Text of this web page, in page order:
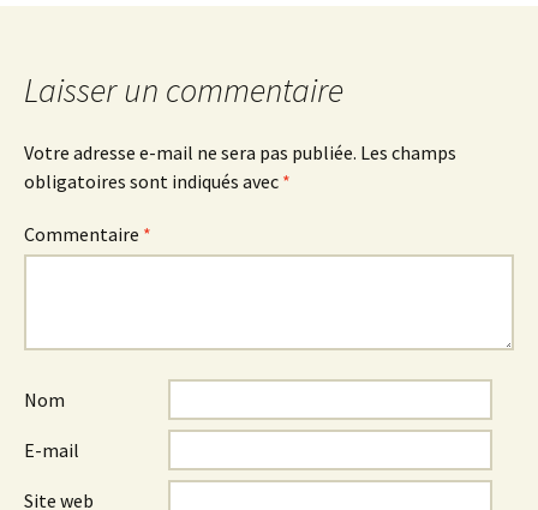
des
articles
Laisser un commentaire
Votre adresse e-mail ne sera pas publiée. Les champs
obligatoires sont indiqués avec *
Commentaire *
Nom
E-mail
Site web